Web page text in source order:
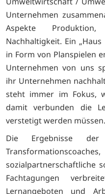
Unternehmen
Aspekte
Nachhaltigkeit. Ein
in Form von Planspielen
Unternehmen von uns
ihr Unternehmen
steht immer im Fokus,
damit verbunden die
verstetigt werden
Die Ergebnisse
sozialpartnerschaftliche
Fachtagungen
Lernangeboten und